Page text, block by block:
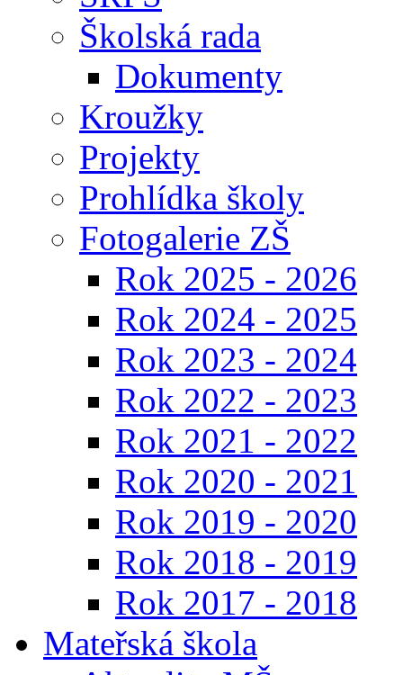
Školská rada
Dokumenty
Kroužky
Projekty
Prohlídka školy
Fotogalerie ZŠ
Rok 2025 - 2026
Rok 2024 - 2025
Rok 2023 - 2024
Rok 2022 - 2023
Rok 2021 - 2022
Rok 2020 - 2021
Rok 2019 - 2020
Rok 2018 - 2019
Rok 2017 - 2018
Mateřská škola